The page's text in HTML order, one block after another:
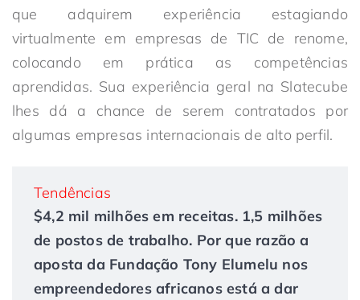
que adquirem experiência estagiando
virtualmente em empresas de TIC de renome,
colocando em prática as competências
aprendidas. Sua experiência geral na Slatecube
lhes dá a chance de serem contratados por
algumas empresas internacionais de alto perfil.
Tendências
$4,2 mil milhões em receitas. 1,5 milhões
de postos de trabalho. Por que razão a
aposta da Fundação Tony Elumelu nos
empreendedores africanos está a dar